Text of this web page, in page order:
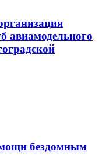
авиамодельного
бездомным